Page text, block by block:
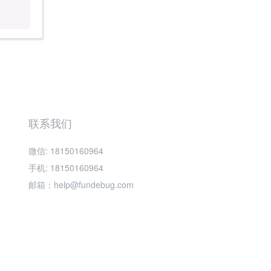
联系我们
微信: 18150160964
手机: 18150160964
邮箱：help@fundebug.com